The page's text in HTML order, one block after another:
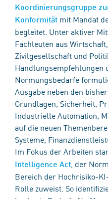
Koordinierungsgruppe
Konformität mit Mandat
begleitet. Unter aktiver
Fachleuten aus
Zivilgesellschaft und
Handlungsempfehlungen
Normungsbedarfe
Ausgabe neben den
Grundlagen, Sicherheit,
Industrielle Automation,
auf die neuen
Systeme,
Im Fokus der Arbeiten
Intelligence Act , der
Bereich der Hochrisiko-
Rolle zuweist. So